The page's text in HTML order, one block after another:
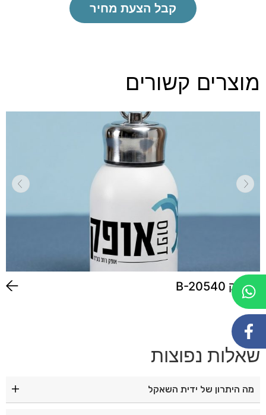
קבל הצעת מחיר
מוצרים קשורים
בקבוק B-20540
שאלות נפוצות
מה היתרון של ידית השאקל